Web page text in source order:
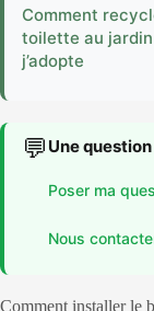
Comment
toilette au jardin
j’adopte
💬 Une
Poser ma
Nous
Comment installer le